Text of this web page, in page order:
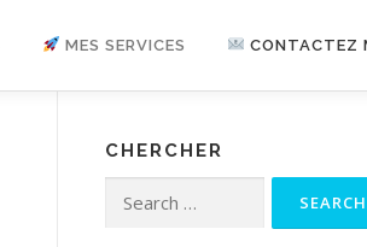
MES SERVICES CONTACTEZ
CHERCHER
Search for: